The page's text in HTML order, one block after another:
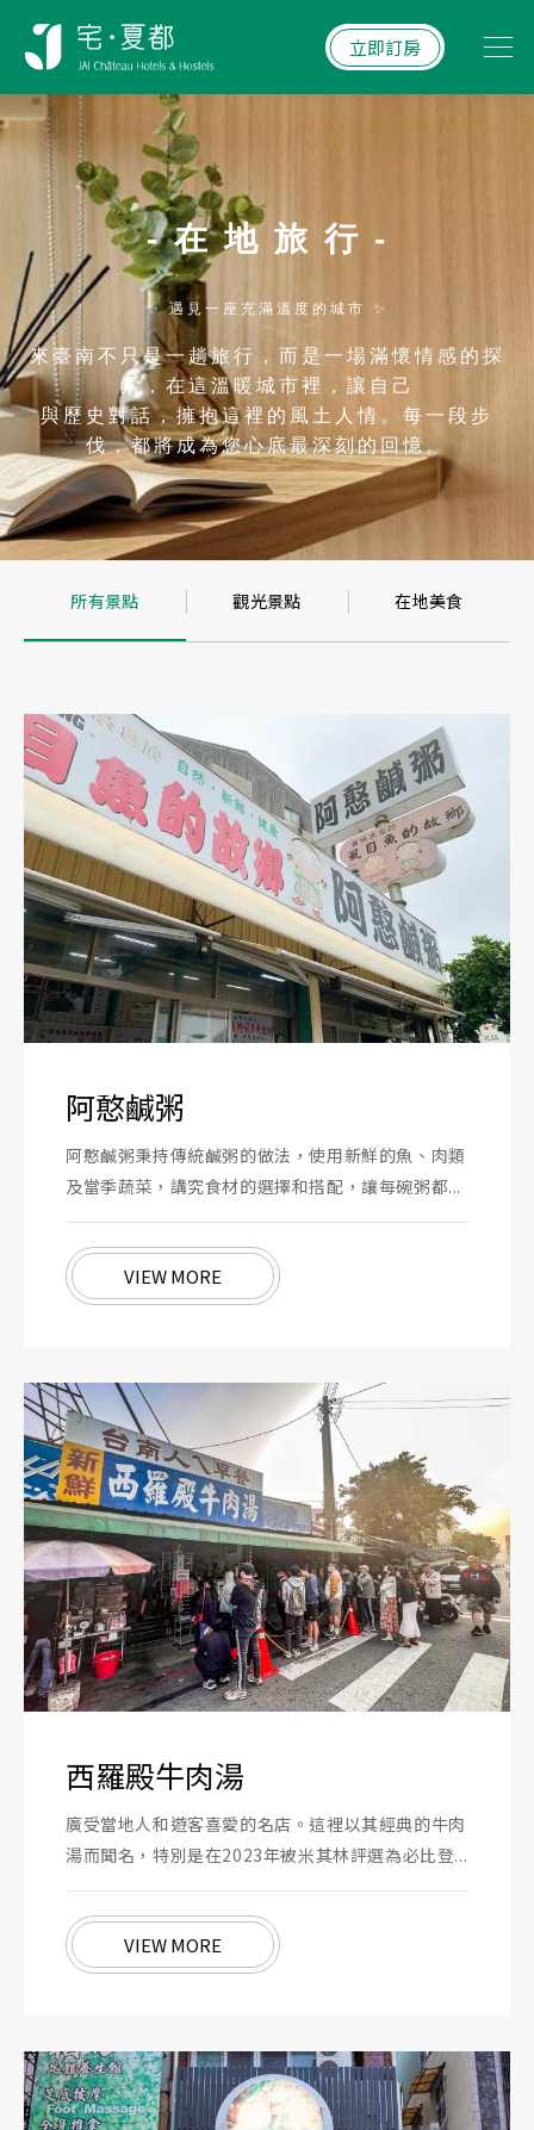
立即訂房
- 在 地 旅 行 -
✨ 遇見一座充滿溫度的城市 ✨
來臺南不只是一趟旅行，而是一場滿懷情感的探
索，在這溫暖城市裡，讓自己
與歷史對話，擁抱這裡的風土人情。每一段步
伐，都將成為您心底最深刻的回憶。
所有景點 觀光景點 在地美食
阿憨鹹粥
阿憨鹹粥秉持傳統鹹粥的做法，使用新鮮的魚、肉類
及當季蔬菜，講究食材的選擇和搭配，讓每碗粥都...
VIEW MORE
西羅殿牛肉湯
廣受當地人和遊客喜愛的名店。這裡以其經典的牛肉
湯而聞名，特別是在2023年被米其林評選為必比登...
VIEW MORE